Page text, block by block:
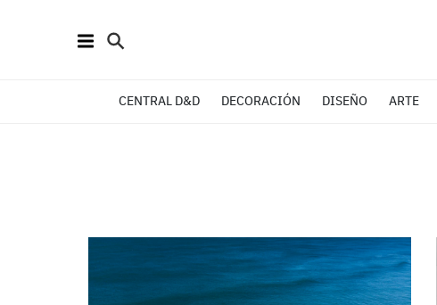
CENTRAL D&D DECORACIÓN DISEÑO ARTE